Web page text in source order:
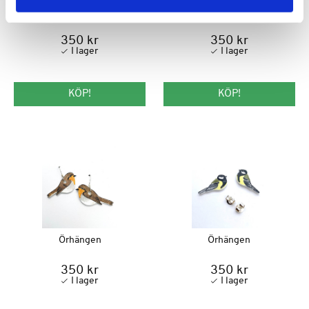
Örhängen
350 kr
KÖP!
Örhängen
350 kr
KÖP!
Örhängen
350 kr
Örhängen
350 kr